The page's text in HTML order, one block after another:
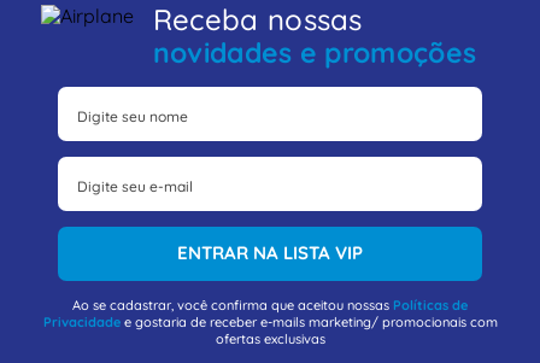
Receba nossas
novidades e promoções
ENTRAR NA LISTA VIP
Ao se cadastrar, você confirma que aceitou nossas Políticas de
Privacidadee gostaria de receber e-mails marketing/ promocionais com
ofertas exclusivas